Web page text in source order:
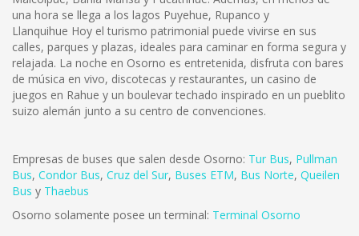
una hora se llega a los lagos Puyehue, Rupanco y
Llanquihue Hoy el turismo patrimonial puede vivirse en sus
calles, parques y plazas, ideales para caminar en forma segura y
relajada. La noche en Osorno es entretenida, disfruta con bares
de música en vivo, discotecas y restaurantes, un casino de
juegos en Rahue y un boulevar techado inspirado en un pueblito
suizo alemán junto a su centro de convenciones.
Empresas de buses que salen desde Osorno: Tur Bus, Pullman
Bus, Condor Bus, Cruz del Sur, Buses ETM, Bus Norte, Queilen
Bus y Thaebus
Osorno solamente posee un terminal: Terminal Osorno